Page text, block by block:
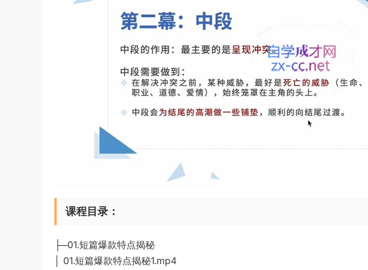
课程目录：
├─01.短篇爆款特点揭秘
│ 01.短篇爆款特点揭秘1.mp4